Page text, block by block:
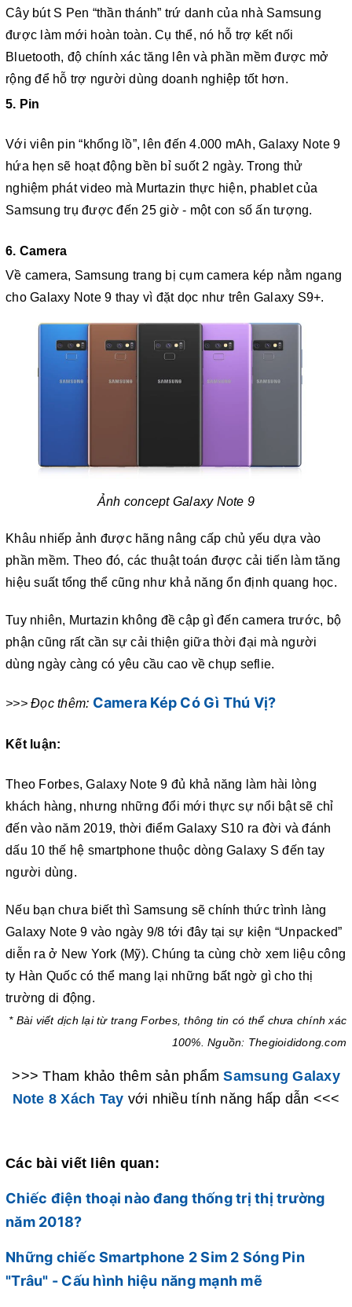
Cây bút S Pen “thần thánh” trứ danh của nhà Samsung
được làm mới hoàn toàn. Cụ thể, nó hỗ trợ kết nối
Bluetooth, độ chính xác tăng lên và phần mềm được mở
rộng để hỗ trợ người dùng doanh nghiệp tốt hơn.
5. Pin
Với viên pin “khổng lồ”, lên đến 4.000 mAh, Galaxy Note 9
hứa hẹn sẽ hoạt động bền bỉ suốt 2 ngày. Trong thử
nghiệm phát video mà Murtazin thực hiện, phablet của
Samsung trụ được đến 25 giờ - một con số ấn tượng.
6. Camera
Về camera, Samsung trang bị cụm camera kép nằm ngang
cho Galaxy Note 9 thay vì đặt dọc như trên Galaxy S9+.
Ảnh concept Galaxy Note 9
Khâu nhiếp ảnh được hãng nâng cấp chủ yếu dựa vào
phần mềm. Theo đó, các thuật toán được cải tiến làm tăng
hiệu suất tổng thể cũng như khả năng ổn định quang học.
Tuy nhiên, Murtazin không đề cập gì đến camera trước, bộ
phận cũng rất cần sự cải thiện giữa thời đại mà người
dùng ngày càng có yêu cầu cao về chụp seflie.
>>> Đọc thêm: Camera Kép Có Gì Thú Vị?
Kết luận:
Theo Forbes, Galaxy Note 9 đủ khả năng làm hài lòng
khách hàng, nhưng những đổi mới thực sự nổi bật sẽ chỉ
đến vào năm 2019, thời điểm Galaxy S10 ra đời và đánh
dấu 10 thế hệ smartphone thuộc dòng Galaxy S đến tay
người dùng.
Nếu bạn chưa biết thì Samsung sẽ chính thức trình làng
Galaxy Note 9 vào ngày 9/8 tới đây tại sự kiện “Unpacked”
diễn ra ở New York (Mỹ). Chúng ta cùng chờ xem liệu công
ty Hàn Quốc có thể mang lại những bất ngờ gì cho thị
trường di động.
* Bài viết dịch lại từ trang Forbes, thông tin có thể chưa chính xác
100%. Nguồn: Thegioididong.com
>>> Tham khảo thêm sản phẩmSamsung Galaxy
Note 8 Xách Tay với nhiều tính năng hấp dẫn <<<
Các bài viết liên quan:
Chiếc điện thoại nào đang thống trị thị trường
năm 2018?
Những chiếc Smartphone 2 Sim 2 Sóng Pin
"Trâu" - Cấu hình hiệu năng mạnh mẽ